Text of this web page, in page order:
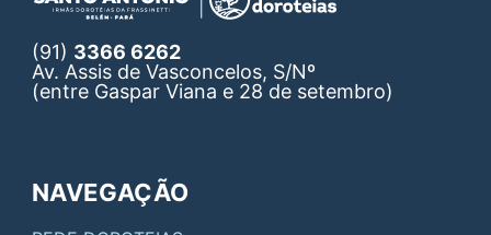
(91) 3366 6262
Av. Assis de Vasconcelos, S/Nº
(entre Gaspar Viana e 28 de setembro)
NAVEGAÇÃO